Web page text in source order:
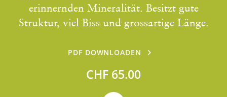
erinnernden Mineralität. Besitzt gute
Struktur, viel Biss und grossartige Länge.
PDF DOWNLOADEN
CHF 65.00